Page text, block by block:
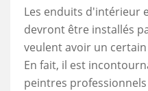
Les enduits d'intérieur
devront être installés
veulent avoir un
En fait, il est
peintres